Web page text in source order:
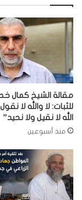
مقالة الشيخ كمال
للثبات: لا والله لا
الله لا نقيل ولا نحيد”
منذ أسبوعين